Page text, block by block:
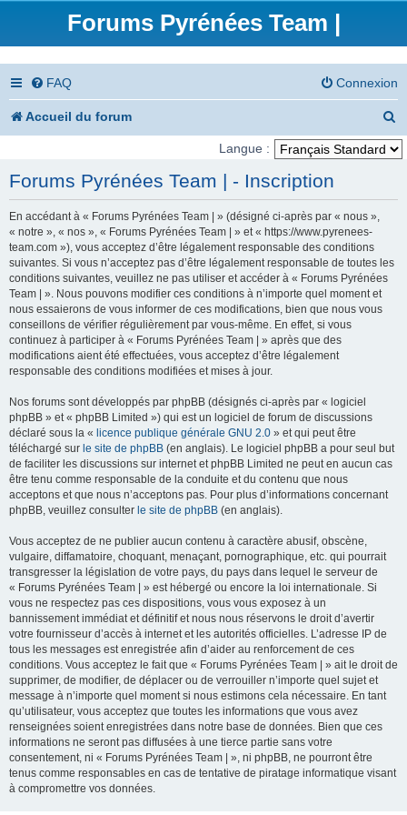
Forums Pyrénées Team |
FAQ Connexion
Accueil du forum
e
h
Langue :
Forums Pyrénées Team | - Inscription
En accédant à « Forums Pyrénées Team | » (désigné ci-après par « nous »,
« notre », « nos », « Forums Pyrénées Team | » et « https://www.pyrenees-
team.com »), vous acceptez d’être légalement responsable des conditions
suivantes. Si vous n’acceptez pas d’être légalement responsable de toutes les
conditions suivantes, veuillez ne pas utiliser et accéder à « Forums Pyrénées
Team | ». Nous pouvons modifier ces conditions à n’importe quel moment et
nous essaierons de vous informer de ces modifications, bien que nous vous
conseillons de vérifier régulièrement par vous-même. En effet, si vous
continuez à participer à « Forums Pyrénées Team | » après que des
modifications aient été effectuées, vous acceptez d’être légalement
responsable des conditions modifiées et mises à jour.
Nos forums sont développés par phpBB (désignés ci-après par « logiciel
phpBB » et « phpBB Limited ») qui est un logiciel de forum de discussions
déclaré sous la « licence publique générale GNU 2.0 » et qui peut être
téléchargé sur le site de phpBB (en anglais). Le logiciel phpBB a pour seul but
de faciliter les discussions sur internet et phpBB Limited ne peut en aucun cas
être tenu comme responsable de la conduite et du contenu que nous
acceptons et que nous n’acceptons pas. Pour plus d’informations concernant
phpBB, veuillez consulter le site de phpBB (en anglais).
Vous acceptez de ne publier aucun contenu à caractère abusif, obscène,
vulgaire, diffamatoire, choquant, menaçant, pornographique, etc. qui pourrait
transgresser la législation de votre pays, du pays dans lequel le serveur de
« Forums Pyrénées Team | » est hébergé ou encore la loi internationale. Si
vous ne respectez pas ces dispositions, vous vous exposez à un
bannissement immédiat et définitif et nous nous réservons le droit d’avertir
votre fournisseur d’accès à internet et les autorités officielles. L’adresse IP de
tous les messages est enregistrée afin d’aider au renforcement de ces
conditions. Vous acceptez le fait que « Forums Pyrénées Team | » ait le droit de
supprimer, de modifier, de déplacer ou de verrouiller n’importe quel sujet et
message à n’importe quel moment si nous estimons cela nécessaire. En tant
qu’utilisateur, vous acceptez que toutes les informations que vous avez
renseignées soient enregistrées dans notre base de données. Bien que ces
informations ne seront pas diffusées à une tierce partie sans votre
consentement, ni « Forums Pyrénées Team | », ni phpBB, ne pourront être
tenus comme responsables en cas de tentative de piratage informatique visant
à compromettre vos données.